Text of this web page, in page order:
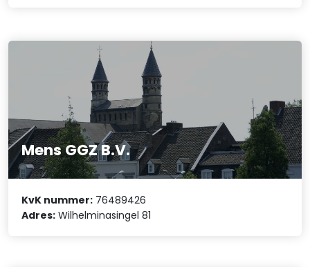
Mens GGZ B.V.
KvK nummer: 76489426
Adres: Wilhelminasingel 81